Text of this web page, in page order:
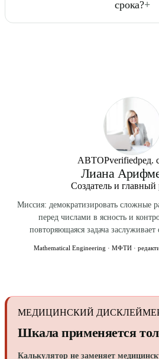
схватках (риск преждевременных
головной боли с нарушением
срока?+
скринингов указываются в
АВТОРverifiedред.
Лиана
Создатель и главный
Миссия: демократизировать сложные
перед числами в ясность и
повторяющаяся задача заслуживает
Mathematical Engineering · МФТИ ·
МЕДИЦИНСКИЙ ДИСКЛЕЙМЕР
Шкала применяется
Калькулятор не заменяет